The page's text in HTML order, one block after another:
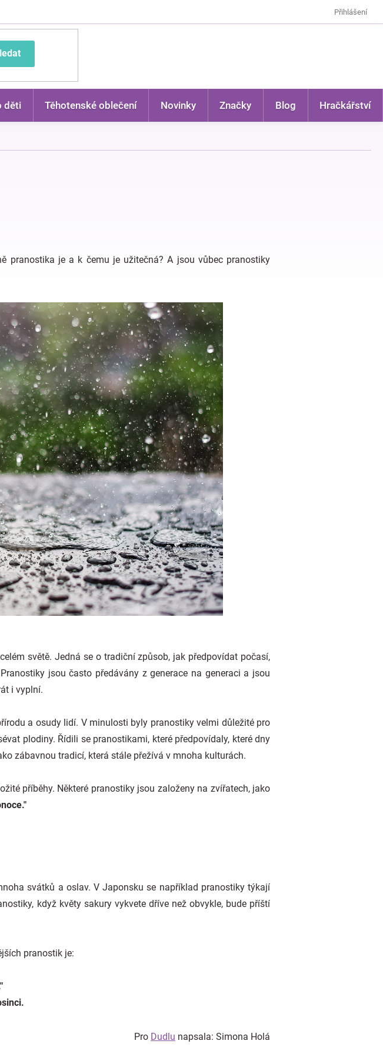
Přihlášení
děti Těhotenské oblečení Novinky Značky Blog Hračkářství
pranostika je a k čemu je užitečná? A jsou vůbec pranostiky
světě. Jedná se o tradiční způsob, jak předpovídat počasí,
jsou často předávány z generace na generaci a jsou
i vyplní.
a osudy lidí. V minulosti byly pranostiky velmi důležité pro
plodiny. Řídili se pranostikami, které předpovídaly, které dny
zábavnou tradicí, která stále přežívá v mnoha kulturách.
příběhy. Některé pranostiky jsou založeny na zvířatech, jako
svátků a oslav. V Japonsku se například pranostiky týkají
když květy sakury vykvete dříve než obvykle, bude příští
pranostik je:
Pro Dudlu napsala: Simona Holá